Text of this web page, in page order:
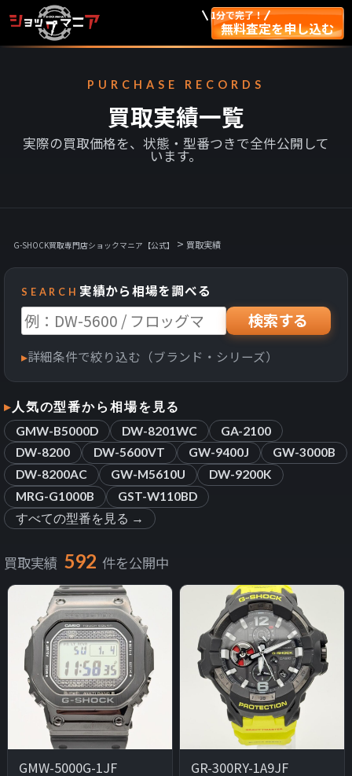
1分で完了！
無料査定を申し込む
PURCHASE RECORDS
買取実績一覧
実際の買取価格を、状態・型番つきで全件公開して
います。
G-SHOCK買取専門店ショックマニア【公式】 > 買取実績
SEARCH 実績から相場を調べる
検索する
詳細条件で絞り込む（ブランド・シリーズ）
人気の型番から相場を見る
GMW-B5000D
DW-8201WC
GA-2100
DW-8200
DW-5600VT GW-9400J
GW-3000B
DW-8200AC
GW-M5610U
DW-9200K
MRG-G1000B
GST-W110BD
すべての型番を見る →
買取実績 592 件を公開中
GMW-5000G-1JF GR-300RY-1A9JF